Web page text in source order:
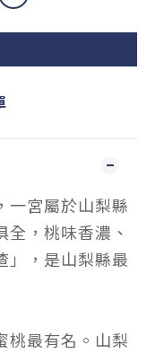
一宮屬於山梨縣
，桃味香濃、
」，是山梨縣最
桃最有名。山梨